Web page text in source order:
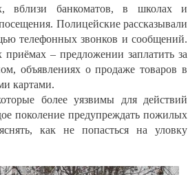
вблизи банкоматов, в школах и
Полицейские рассказывали
телефонных звонков и сообщений.
– предложении заплатить за
объявлениях о продаже товаров в
картами.
более уязвимы для действий
поколение предупреждать пожилых
как не попасться на уловку